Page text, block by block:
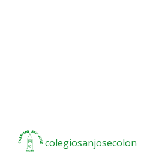
colegiosanjosecolon